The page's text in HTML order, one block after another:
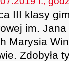
III klasy
im.
Marysia
Zdobyła